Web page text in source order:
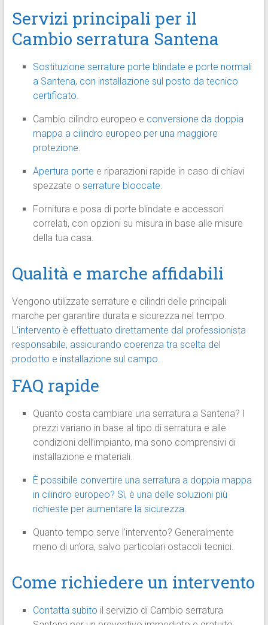
Servizi principali per il
Cambio serratura Santena
Sostituzione serrature porte blindate e porte normali
a Santena, con installazione sul posto da tecnico
certificato.
Cambio cilindro europeo e conversione da doppia
mappa a cilindro europeo per una maggiore
protezione.
Apertura porte e riparazioni rapide in caso di chiavi
spezzate o serrature bloccate.
Fornitura e posa di porte blindate e accessori
correlati, con opzioni su misura in base alle misure
della tua casa.
Qualità e marche affidabili
Vengono utilizzate serrature e cilindri delle principali
marche per garantire durata e sicurezza nel tempo.
L’intervento è effettuato direttamente dal professionista
responsabile, assicurando coerenza tra scelta del
prodotto e installazione sul campo.
FAQ rapide
Quanto costa cambiare una serratura a Santena? I
prezzi variano in base al tipo di serratura e alle
condizioni dell’impianto, ma sono comprensivi di
installazione e materiali.
È possibile convertire una serratura a doppia mappa
in cilindro europeo? Sì, è una delle soluzioni più
richieste per aumentare la sicurezza.
Quanto tempo serve l’intervento? Generalmente
meno di un’ora, salvo particolari ostacoli tecnici.
Come richiedere un intervento
Contatta subito il servizio di Cambio serratura